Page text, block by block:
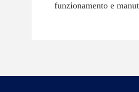
funzionamento e